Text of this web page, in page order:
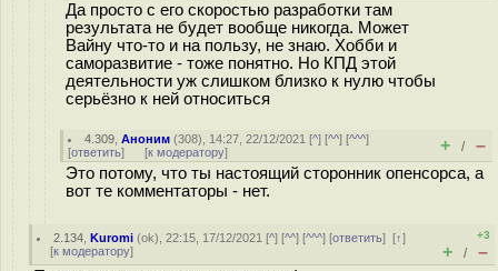
Да просто с его скоростью разработки там
результата не будет вообще никогда. Может
Вайну что-то и на пользу, не знаю. Хобби и
саморазвитие - тоже понятно. Но КПД этой
деятельности уж слишком близко к нулю чтобы
серьёзно к ней относиться
4.309 ,Аноним (308), 14:27, 22/12/2021 [^] [^^] [^^^]
[ответить] [к модератору] + / –
Это потому, что ты настоящий сторонник опенсорса, а
вот те комментаторы - нет.
2.134 ,Kuromi (ok), 22:15, 17/12/2021 [^] [^^] [^^^] [ответить][↑]
[к модератору]
+3
+ / –